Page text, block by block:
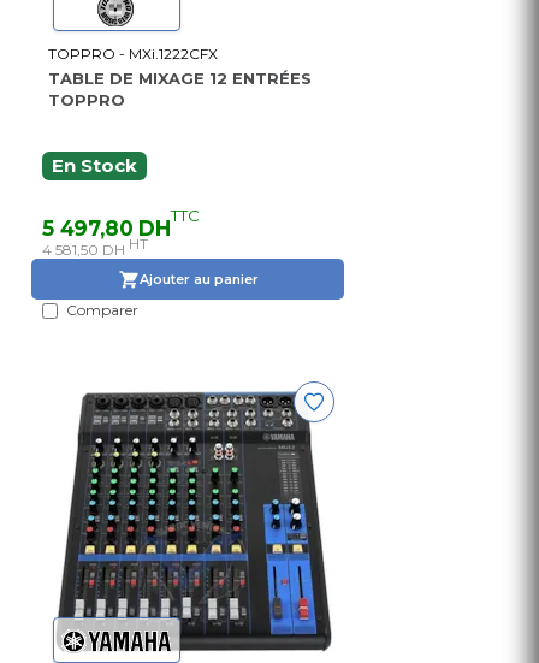
TOPPRO - MXi.1222CFX
TABLE DE MIXAGE 12 ENTRÉES
TOPPRO
En Stock
5 497,80 DHTTC
4 581,50 DH HT
Ajouter au panier
Comparer